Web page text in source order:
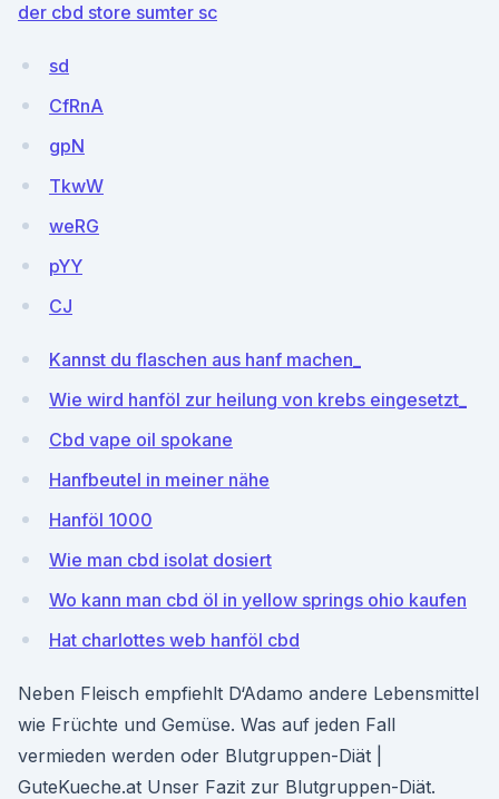
der cbd store sumter sc
sd
CfRnA
gpN
TkwW
weRG
pYY
CJ
Kannst du flaschen aus hanf machen_
Wie wird hanföl zur heilung von krebs eingesetzt_
Cbd vape oil spokane
Hanfbeutel in meiner nähe
Hanföl 1000
Wie man cbd isolat dosiert
Wo kann man cbd öl in yellow springs ohio kaufen
Hat charlottes web hanföl cbd
Neben Fleisch empfiehlt D‘Adamo andere Lebensmittel
wie Früchte und Gemüse. Was auf jeden Fall
vermieden werden oder Blutgruppen-Diät |
GuteKueche.at Unser Fazit zur Blutgruppen-Diät.